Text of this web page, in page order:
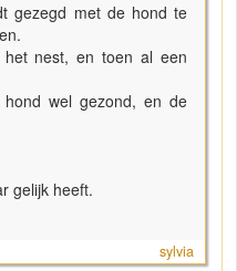
gezegd met de hond te
nest, en toen al een
wel gezond, en de
gelijk heeft.
sylvia